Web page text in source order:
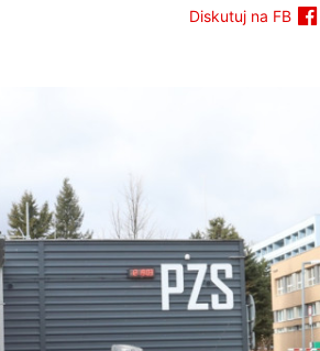
Diskutuj na FB